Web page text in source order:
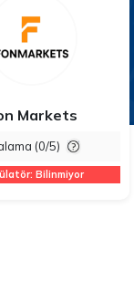
Markets
(0/5)
Bilinmiyor